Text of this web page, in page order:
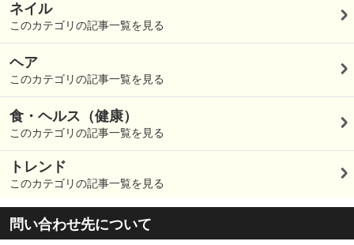
ネイル
このカテゴリの記事一覧を見る
ヘア
このカテゴリの記事一覧を見る
食・ヘルス（健康）
このカテゴリの記事一覧を見る
トレンド
このカテゴリの記事一覧を見る
問い合わせ先について